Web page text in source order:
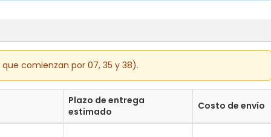
comienzan por 07, 35 y 38).
Plazo de entrega
estimado
Costo de envío